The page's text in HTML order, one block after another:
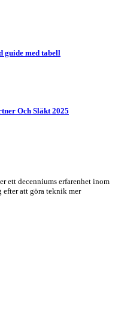
guide med tabell
Och Släkt 2025
ett decenniums erfarenhet inom
att göra teknik mer